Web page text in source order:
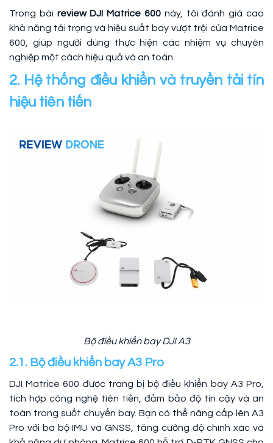
Trong bài review DJI Matrice 600 này, tôi đánh giá cao
khả năng tải trọng và hiệu suất bay vượt trội của Matrice
600, giúp người dùng thực hiện các nhiệm vụ chuyên
nghiệp một cách hiệu quả và an toàn.
2. Hệ thống điều khiển và truyền tải tín
hiệu tiên tiến
Bộ điều khiển bay DJI A3
2.1. Bộ điều khiển bay A3 Pro
DJI Matrice 600 được trang bị bộ điều khiển bay A3 Pro,
tích hợp công nghệ tiên tiến, đảm bảo độ tin cậy và an
toàn trong suốt chuyến bay. Bạn có thể nâng cấp lên A3
Pro với ba bộ IMU và GNSS, tăng cường độ chính xác và